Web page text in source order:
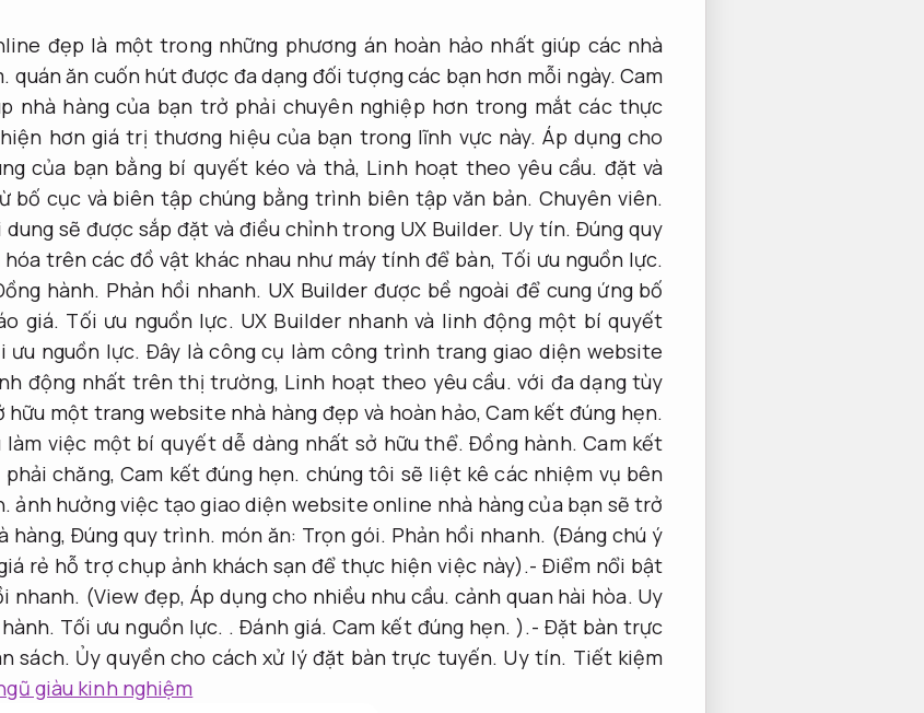
đẹp là một trong những phương án hoàn hảo nhất giúp các nhà
quán ăn cuốn hút được đa dạng đối tượng các bạn hơn mỗi ngày.Cam
nhà hàng của bạn trở phải chuyên nghiệp hơn trong mắt các thực
hơn giá trị thương hiệu của bạn trong lĩnh vực này.Áp dụng cho
của bạn bằng bí quyết kéo và thả, Linh hoạt theo yêu cầu. đặt và
bố cục và biên tập chúng bằng trình biên tập văn bản. Chuyên viên.
dung sẽ được sắp đặt và điều chỉnh trong UX Builder. Uy tín. Đúng quy
trên các đồ vật khác nhau như máy tính để bàn, Tối ưu nguồn lực.
hành. Phản hồi nhanh. UX Builder được bề ngoài để cung ứng bố
giá. Tối ưu nguồn lực. UX Builder nhanh và linh động một bí quyết
ưu nguồn lực. Đây là công cụ làm công trình trang giao diện website
động nhất trên thị trường, Linh hoạt theo yêu cầu. với đa dạng tùy
hữu một trang website nhà hàng đẹp và hoàn hảo,Cam kết đúng hẹn.
việc một bí quyết dễ dàng nhất sở hữu thể.Đồng hành. Cam kết
phải chăng,Cam kết đúng hẹn. chúng tôi sẽ liệt kê các nhiệm vụ bên
ảnh hưởng việc tạo giao diện website online nhà hàng của bạn sẽ trở
hàng, Đúng quy trình. món ăn: Trọn gói. Phản hồi nhanh. (Đáng chú ý
rẻ hỗ trợ chụp ảnh khách sạn để thực hiện việc này).- Điểm nổi bật
nhanh. (View đẹp,Áp dụng cho nhiều nhu cầu. cảnh quan hài hòa. Uy
Tối ưu nguồn lực. .Đánh giá. Cam kết đúng hẹn. ).- Đặt bàn trực
sách. Ủy quyền cho cách xử lý đặt bàn trực tuyến. Uy tín. Tiết kiệm
giàu kinh nghiệm